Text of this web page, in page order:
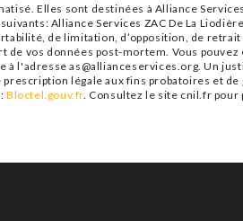
Elles sont destinées à Alliance
Alliance Services ZAC De La
de limitation, d’opposition, de
de vos données post-mortem. Vous pouvez
à l'adresse as@allianceservices.org. Un
légale aux fins probatoires et de
Bloctel.gouv.fr . Consultez le site cnil.fr pour